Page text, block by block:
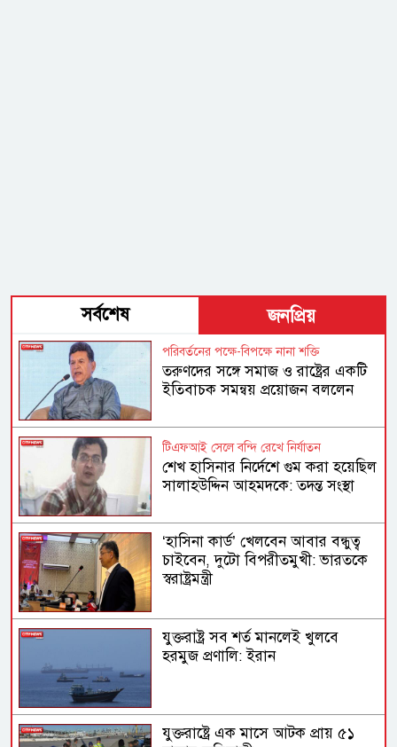
সর্বশেষ জনপ্রিয়
পরিবর্তনের পক্ষে-বিপক্ষে নানা শক্তি
তরুণদের সঙ্গে সমাজ ও রাষ্ট্রের একটি
ইতিবাচক সমন্বয় প্রয়োজন বললেন
টিএফআই সেলে বন্দি রেখে নির্যাতন
শেখ হাসিনার নির্দেশে গুম করা হয়েছিল
সালাহউদ্দিন আহমদকে: তদন্ত সংস্থা
‘হাসিনা কার্ড’ খেলবেন আবার বন্ধুত্ব
চাইবেন, দুটো বিপরীতমুখী: ভারতকে
স্বরাষ্ট্রমন্ত্রী
যুক্তরাষ্ট্র সব শর্ত মানলেই খুলবে
হরমুজ প্রণালি: ইরান
যুক্তরাষ্ট্রে এক মাসে আটক প্রায় ৫১